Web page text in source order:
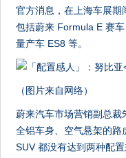
官方消息，在上海车展
包括蔚来 Formula E 赛
量产车 ES8 等。
（图片来自网络）
蔚来汽车市场营销副总裁
全铝车身、空气悬架的
SUV 都没有达到两种配